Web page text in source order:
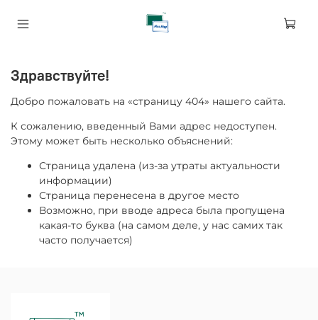
Здравствуйте!
Добро пожаловать на «страницу 404» нашего сайта.
К сожалению, введенный Вами адрес недоступен.
Этому может быть несколько объяснений:
Страница удалена (из-за утраты актуальности
информации)
Страница перенесена в другое место
Возможно, при вводе адреса была пропущена
какая-то буква (на самом деле, у нас самих так
часто получается)